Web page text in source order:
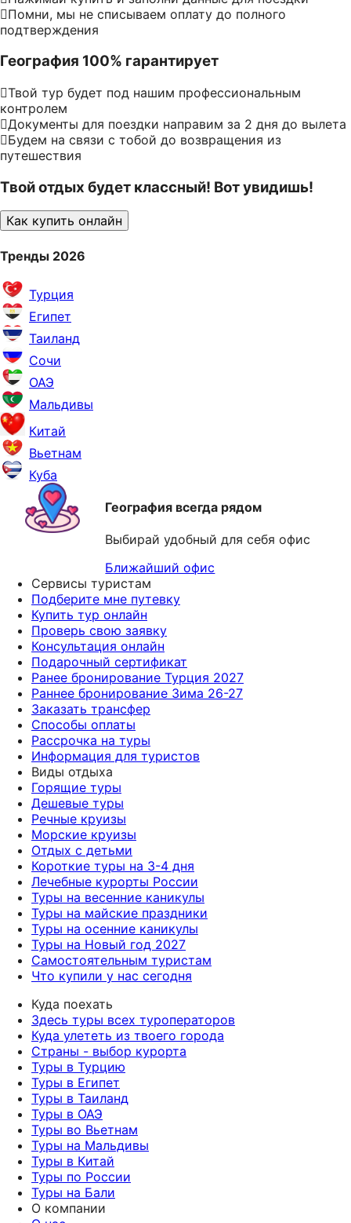
Помни, мы не списываем оплату до полного
подтверждения
География 100% гарантирует
Твой тур будет под нашим профессиональным
контролем
Документы для поездки направим за 2 дня до вылета
Будем на связи с тобой до возвращения из
путешествия
Твой отдых будет классный! Вот увидишь!
Как купить онлайн
Тренды 2026
Турция
Египет
Таиланд
Сочи
ОАЭ
Мальдивы
Китай
Вьетнам
Куба
География всегда рядом
Выбирай удобный для себя офис
Ближайший офис
Сервисы туристам
Подберите мне путевку
Купить тур онлайн
Проверь свою заявку
Консультация онлайн
Подарочный сертификат
Ранее бронирование Турция 2027
Раннее бронирование Зима 26-27
Заказать трансфер
Способы оплаты
Рассрочка на туры
Информация для туристов
Виды отдыха
Горящие туры
Дешевые туры
Речные круизы
Морские круизы
Отдых с детьми
Короткие туры на 3-4 дня
Лечебные курорты России
Туры на весенние каникулы
Туры на майские праздники
Туры на осенние каникулы
Туры на Новый год 2027
Самостоятельным туристам
Что купили у нас сегодня
Куда поехать
Здесь туры всех туроператоров
Куда улететь из твоего города
Страны - выбор курорта
Туры в Турцию
Туры в Египет
Туры в Таиланд
Туры в ОАЭ
Туры во Вьетнам
Туры на Мальдивы
Туры в Китай
Туры по России
Туры на Бали
О компании